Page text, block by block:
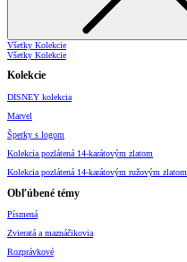
Všetky Kolekcie
Všetky Kolekcie
Kolekcie
DISNEY kolekcia
Marvel
Šperky s logom
Kolekcia pozlátená 14-karátovým zlatom
Kolekcia pozlátená 14-karátovým ružovým zlatom
Obľúbené témy
Písmená
Zvieratá a maznáčikovia
Rozprávkové